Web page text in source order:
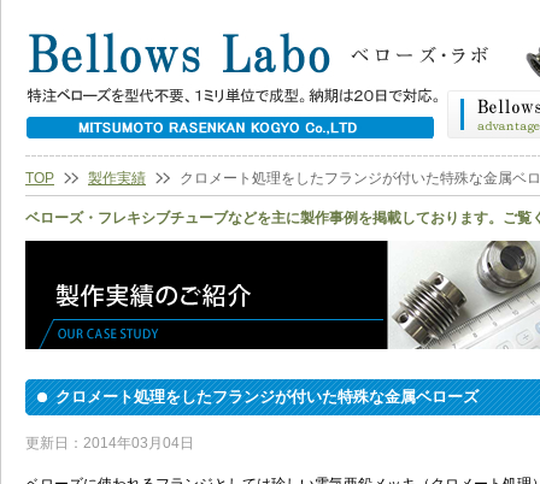
TOP 製作実績 クロメート処理をしたフランジが付いた特殊な金属ベ
ベローズ・フレキシブチューブなどを主に製作事例を掲載しております。ご覧
クロメート処理をしたフランジが付いた特殊な金属ベローズ
更新日：2014年03月04日